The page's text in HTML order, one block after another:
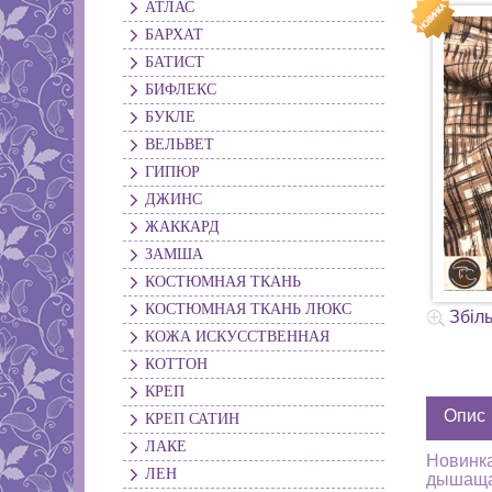
АТЛАС
БАРХАТ
БАТИСТ
БИФЛЕКС
БУКЛЕ
ВЕЛЬВЕТ
ГИПЮР
ДЖИНС
ЖАККАРД
ЗАМША
КОСТЮМНАЯ ТКАНЬ
КОСТЮМНАЯ ТКАНЬ ЛЮКС
КОЖА ИСКУССТВЕННАЯ
КОТТОН
КРЕП
КРЕП САТИН
ЛАКЕ
ЛЕН
Опис